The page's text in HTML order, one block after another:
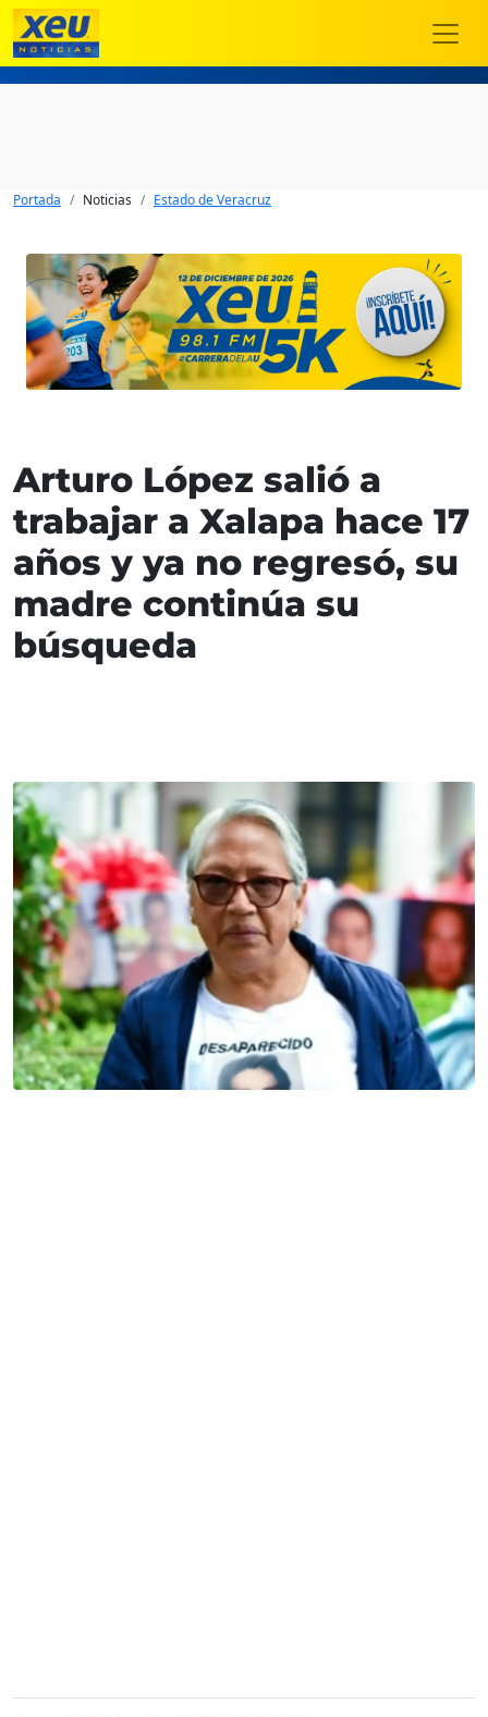
Portada Noticias Estado de Veracruz
Arturo López salió a
trabajar a Xalapa hace 17
años y ya no regresó, su
madre continúa su
búsqueda